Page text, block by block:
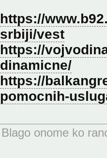
https://
srbiji/vest
https://
dinamicne/
https://
pomocnih-
Blago onome ko